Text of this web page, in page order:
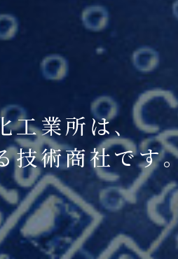
工業所は､
技術商社です｡